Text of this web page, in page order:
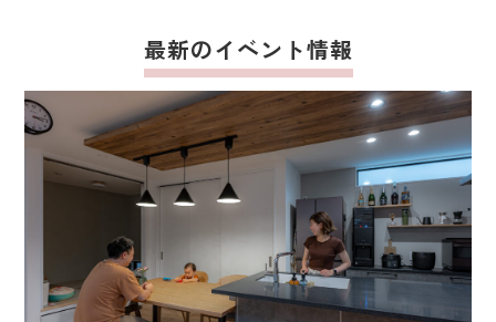
最新のイベント情報